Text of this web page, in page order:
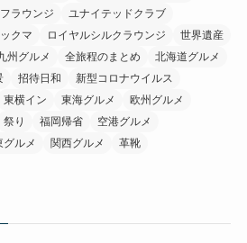
ラウンジ
ユナイテッドクラブ
クマ ロイヤルシルクラウンジ
世界遺産
州グルメ 全旅程のまとめ
北海道グルメ
招待日和
新型コロナウイルス
東横イン 東海グルメ
欧州グルメ
祭り 福岡帰省
空港グルメ
グルメ 関西グルメ 革靴